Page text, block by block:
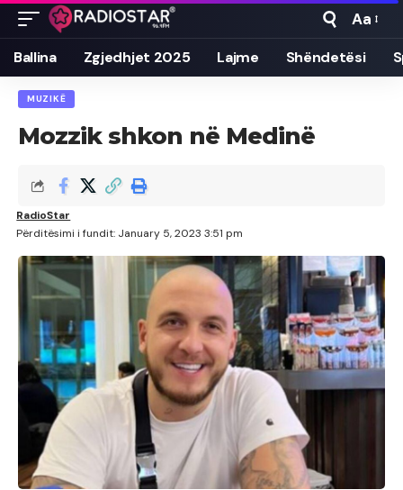
Font
Resizer
Aa
Ballina Zgjedhjet 2025 Lajme Shëndetësi
MUZIKË
Mozzik shkon në Medinë
Përditësimi i fundit: January 5, 2023 3:51 pm
RadioStar